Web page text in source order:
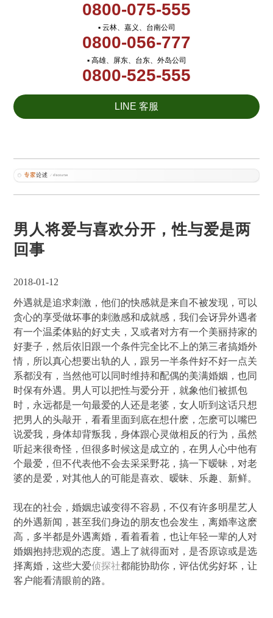
0800-075-555
▪ 云林、嘉义、台南公司
0800-056-777
▪ 高雄、屏东、台东、外岛公司
0800-525-555
LINE 客服
男人将爱与喜欢分开，性与爱是两
回事
2018-01-12
外遇就是追求刺激，他们的快感就是来自不被发现，可以
贪心的享受做坏事的刺激感和成就感，我们会讶异外遇者
有一个温柔体贴的好丈夫，又或者对方有一个美丽持家的
好妻子，然后依旧跟一个条件完全比不上的第三者搞婚外
情，所以真心想要出轨的人，跟另一半条件好不好一点关
系都没有，当然他可以同时维持和配偶的美满婚姻，也同
时保有外遇。男人可以把性与爱分开，就象他们被抓包
时，永远都是一句最爱的人还是老婆，女人听到这话只想
把男人的头敲开，看看里面到底在想什麽，怎麽可以嘴巴
说爱我，身体却背叛我，身体跟心灵做相反的行为，虽然
听起来很奇怪，但很多时候这是成立的，在男人心中他有
个最爱，但不代表他不会去采采野花，搞一下暧昧，对老
婆的是爱，对其他人的可能是喜欢、暧昧、乐趣、新鲜。
现在的社会，婚姻忠诚变得不容易，不仅有许多明星艺人
的外遇新闻，甚至我们身边的朋友也会发生，离婚率这麽
高，多半都是外遇离婚，看着看着，也让年轻一辈的人对
婚姻抱持悲观的态度。遇上了就得面对，是否原谅或是选
择离婚，这些大爱侦探社都能协助你，评估优劣好坏，让
客户能看清眼前的路。